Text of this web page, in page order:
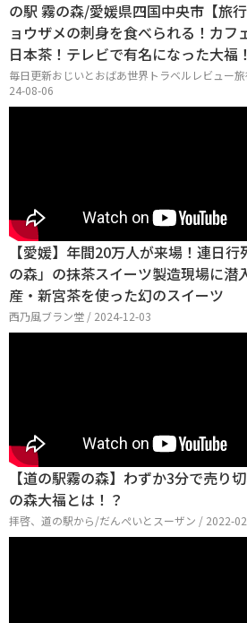
の駅 霧の森/愛媛県四国中央市【旅
ョウザメの刺身を食べられる！カフ
日本茶！テレビで有名になった大福！
毎日更新おじいとおばあ世界トラベルレビュー
24-08-06
【愛媛】年間20万人が来場！連日
の森」の抹茶スイーツ製造現場に
産・新宮茶を使った幻のスイーツ
西乃風ブラン堂 / 2024-12-03
【道の駅霧の森】わずか3分で売り
の森大福とは！？
拝啓、道の駅から/だんぺいとスーザン / 2022-